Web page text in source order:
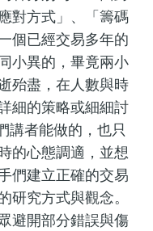
對方式」、「籌碼
個已經交易多年的
小異的，畢竟兩小
殆盡，在人數與時
細的策略或細細討
講者能做的，也只
的心態調適，並想
們建立正確的交易
研究方式與觀念。
避開部分錯誤與傷